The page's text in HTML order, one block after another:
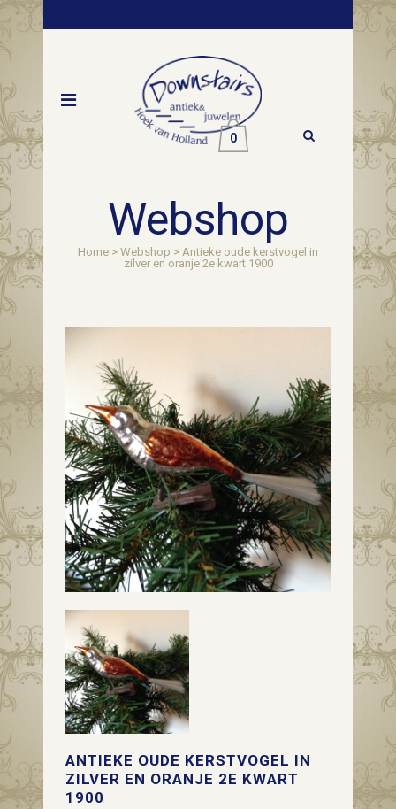
0
Webshop
Home > Webshop > Antieke oude kerstvogel in
zilver en oranje 2e kwart 1900
ANTIEKE OUDE KERSTVOGEL IN
ZILVER EN ORANJE 2E KWART
1900